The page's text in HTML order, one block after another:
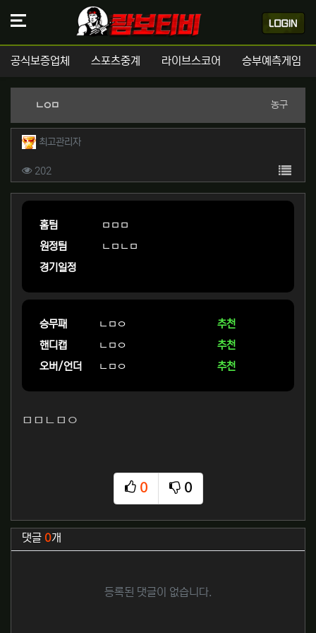
공식보증업체 스포츠중계 라이브스코어 승부예측게임
ㄴㅇㅁ 농구분류
작성자 정보
최고관리자작성
컨텐츠 정보
202 목록
본문
홈팀
ㅁㅁㅁ
원정팀
ㄴㅁㄴㅁ
경기일정
승무패 ㄴㅁㅇ
추천
핸디캡
ㄴㅁㅇ
추천
오버/언더
ㄴㅁㅇ 추천
ㅁㅁㄴㅁㅇ
0
추천
0
비추천
관련자료
댓글 0개
등록된 댓글이 없습니다.